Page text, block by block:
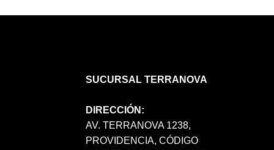
SUCURSAL TERRANOVA
DIRECCIÓN:
AV. TERRANOVA 1238,
PROVIDENCIA, CÓDIGO